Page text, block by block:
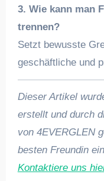
3. Wie kann man
trennen?
Setzt bewusste
geschäftliche und
Dieser Artikel
erstellt und durch
von 4EVERGLEN
besten Freundin
Kontaktiere uns